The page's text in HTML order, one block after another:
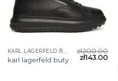
KARL LAGERFELD BUTY
karl lagerfeld buty
zł200.00
zł143.00